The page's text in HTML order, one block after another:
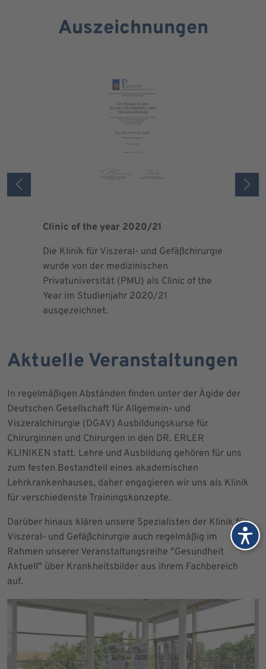
Auszeichnungen
Clinic of the year 2020/21
Die Klinik für Viszeral- und Gefäßchirurgie
wurde von der medizinischen
Privatuniversität (PMU) als Clinic of the
Year im Studienjahr 2020/21
ausgezeichnet.
Aktuelle Veranstaltungen
In regelmäßigen Abständen finden unter der Ägide der
Deutschen Gesellschaft für Allgemein- und
Viszeralchirurgie (DGAV) Ausbildungskurse für
Chirurginnen und Chirurgen in den DR. ERLER
KLINIKEN statt. Lehre und Ausbildung gehören für uns
zum festen Bestandteil eines akademischen
Lehrkrankenhauses, daher engagieren wir uns als Klinik
für verschiedenste Trainingskonzepte.
Darüber hinaus klären unsere Spezialisten der Klinik für
Viszeral- und Gefäßchirurgie auch regelmäßig im
Rahmen unserer Veranstaltungsreihe "Gesundheit
Aktuell" über Krankheitsbilder aus ihrem Fachbereich
auf.